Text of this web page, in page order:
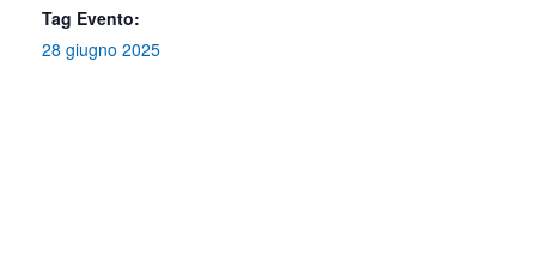
Tag Evento:
28 giugno 2025